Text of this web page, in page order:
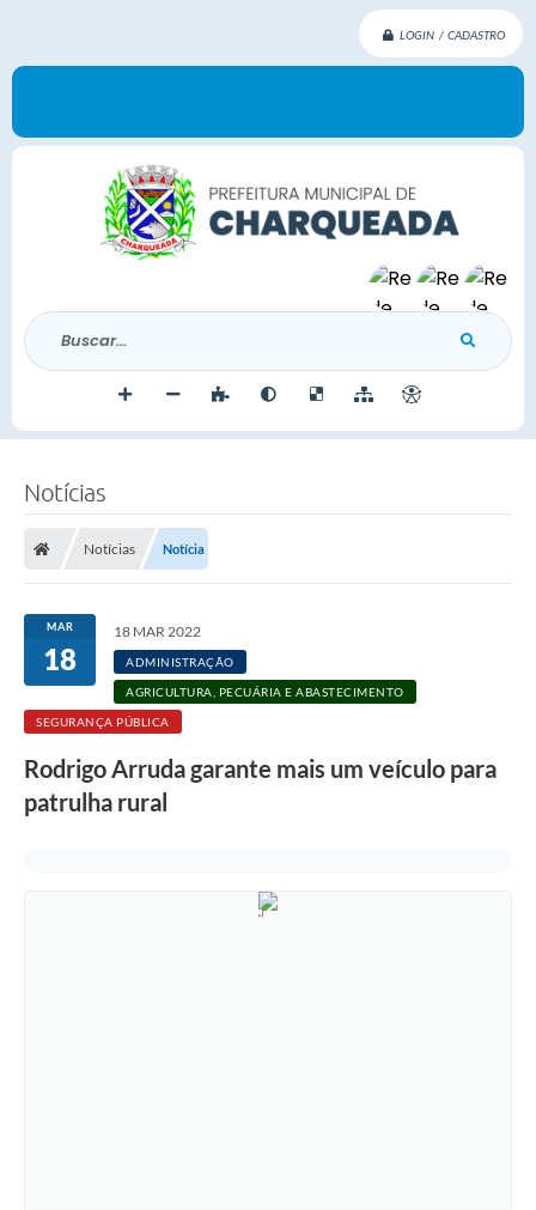
LOGIN / CADASTRO
Buscar...
Notícias
Notícias Notícia
MAR
18
18 MAR 2022
ADMINISTRAÇÃO
AGRICULTURA, PECUÁRIA E ABASTECIMENTO
SEGURANÇA PÚBLICA
Rodrigo Arruda garante mais um veículo para
patrulha rural